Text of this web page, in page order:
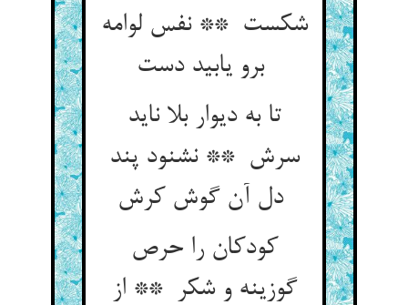
شکست ** نفس لوامه
برو یابید دست
تا به دیوار بلا ناید
سرش ** نشنود پند
دل آن گوش کرش
کودکان را حرص
گوزینه و شکر ** از